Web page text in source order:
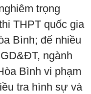
trọng
THPT quốc gia
Bình; để nhiều
ngành
Bình vi phạm
tra hình sự và